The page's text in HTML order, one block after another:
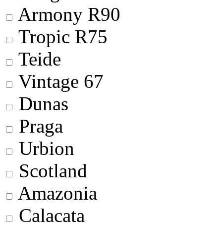
Armony R90
Tropic R75
Teide
Vintage 67
Dunas
Praga
Urbion
Scotland
Amazonia
Calacata